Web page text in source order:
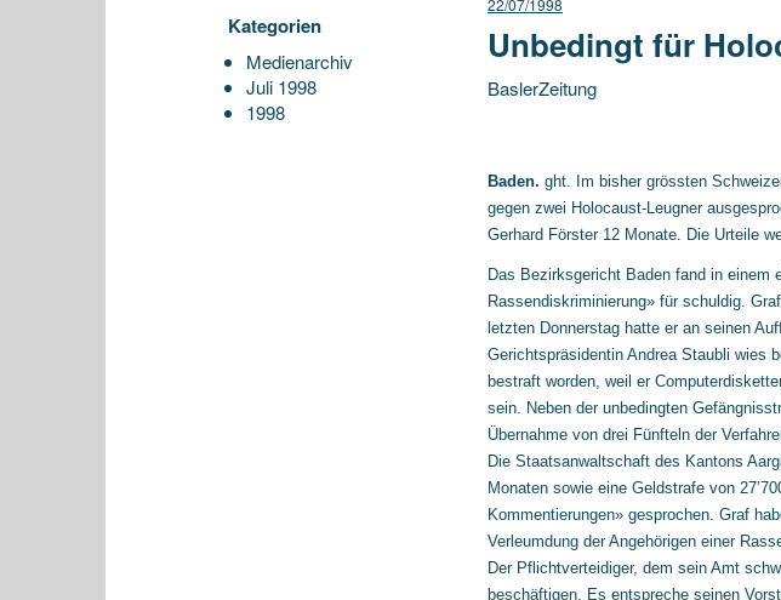
Kategorien
Medienarchiv
Juli 1998
1998
22/07/1998
Unbedingt für
BaslerZeitung
Baden. ght. Im bisher grössten
gegen zwei Holocaust-Leugner
Gerhard Förster 12 Monate. Die Urteile
Das Bezirksgericht Baden fand in einem
Rassendiskriminierung» für schuldig.
letzten Donnerstag hatte er an seinen
Gerichtspräsidentin Andrea Staubli wies
bestraft worden, weil er
sein. Neben der unbedingten
Übernahme von drei Fünfteln der
Die Staatsanwaltschaft des Kantons
Monaten sowie eine Geldstrafe von
Kommentierungen» gesprochen. Graf
Verleumdung der Angehörigen einer
Der Pflichtverteidiger, dem sein Amt
beschäftigen. Es entspreche seinen